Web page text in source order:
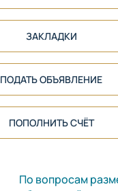
ЗАКЛАДКИ
ПОДАТЬ ОБЪЯВЛЕНИЕ
ПОПОЛНИТЬ СЧЁТ
По вопросам